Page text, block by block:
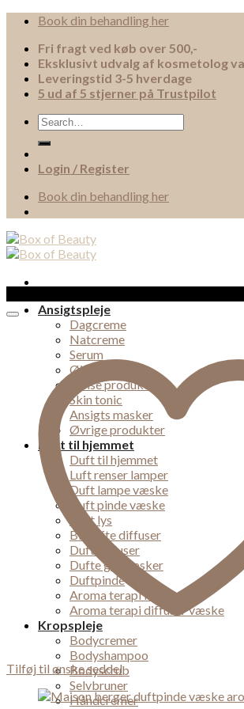
Skip
content
Book din behandling her
Fri fragt ved køb over 500,-
Eksklusivt udvalg af kosmetolog
Leveringstid 3-5 hverdage
5 ud af 5 stjerner på Trustpilot
Search
for:
Login / Register
Book din behandling her
Ansigtspleje
Dagcreme
Natcreme
Serum
Øjencreme
Rense produkter
Skin tonic
Ansigts masker
Øvrige produkter
Duft til hjemmet
Duft til hjemmet
Luft renser lamper
Duft lampe væske
Duft pinde væske
Duft lys
Bil dufte diffuser
Duft diffuser
Dufte gaveæsker
Duftpinde
Aroma terapi lampe
Aroma terapi diffuser væske
Kropspleje
Bodycremer
Bodyshampoo
Bodyscrub
Selvbruner
Håndcremer
Tilføj til ønske seddel